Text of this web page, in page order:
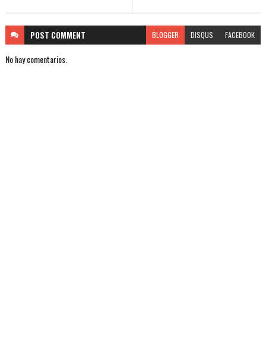
POST COMMENT BLOGGER DISQUS FACEBOOK
No hay comentarios.